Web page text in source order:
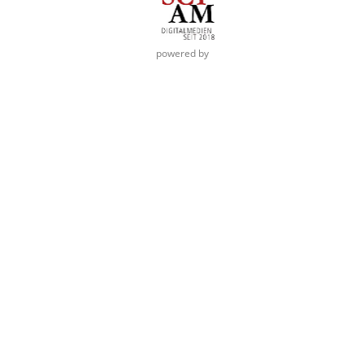
powered by